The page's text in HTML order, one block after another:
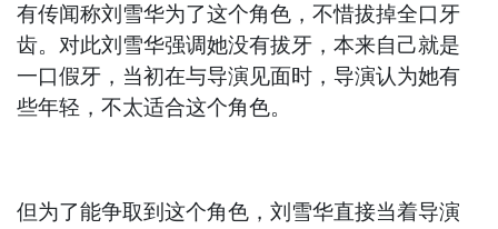
有传闻称刘雪华为了这个角色，不惜拔掉全口牙
齿。对此刘雪华强调她没有拔牙，本来自己就是
一口假牙，当初在与导演见面时，导演认为她有
些年轻，不太适合这个角色。
但为了能争取到这个角色，刘雪华直接当着导演